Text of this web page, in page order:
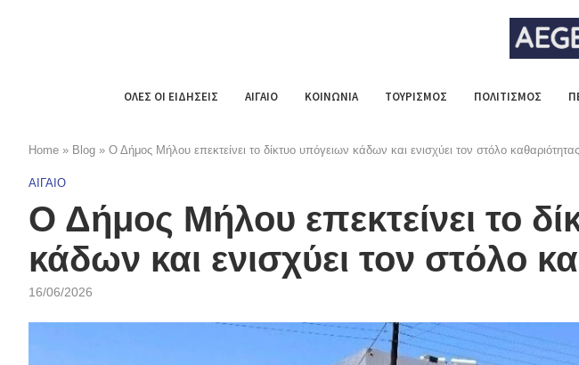
ΟΛΕΣ ΟΙ ΕΙΔΗΣΕΙΣ ΑΙΓΑΙΟ ΚΟΙΝΩΝΙΑ ΤΟΥΡΙΣΜΟΣ ΠΟΛΙΤΙΣΜΟΣ
Home » Blog » Ο Δήμος Μήλου επεκτείνει το δίκτυο υπόγειων κάδων και ενισχύει τον στόλο καθαριότητας
ΑΙΓΑΙΟ
Ο Δήμος Μήλου επεκτείνει το
κάδων και ενισχύει τον στόλο
16/06/2026